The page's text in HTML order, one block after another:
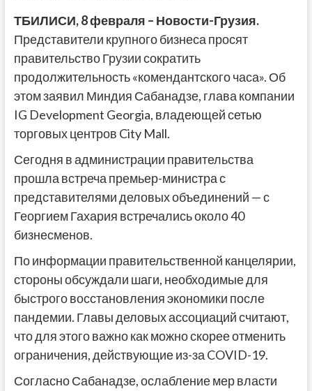
ТБИЛИСИ, 8 февраля – Новости-Грузия.
Представители крупного бизнеса просят
правительство Грузии сократить
продолжительность «комендантского часа». Об
этом заявил Миндия Сабанадзе, глава компании
IG Development Georgia, владеющей сетью
торговых центров City Mall.
Сегодня в администрации правительства
прошла встреча премьер-министра с
представителями деловых объединений — с
Георгием Гахария встречались около 40
бизнесменов.
По информации правительственной канцелярии,
стороны обсуждали шаги, необходимые для
быстрого восстановления экономики после
пандемии. Главы деловых ассоциаций считают,
что для этого важно как можно скорее отменить
ограничения, действующие из-за COVID-19.
Согласно Сабанадзе, ослабление мер власти